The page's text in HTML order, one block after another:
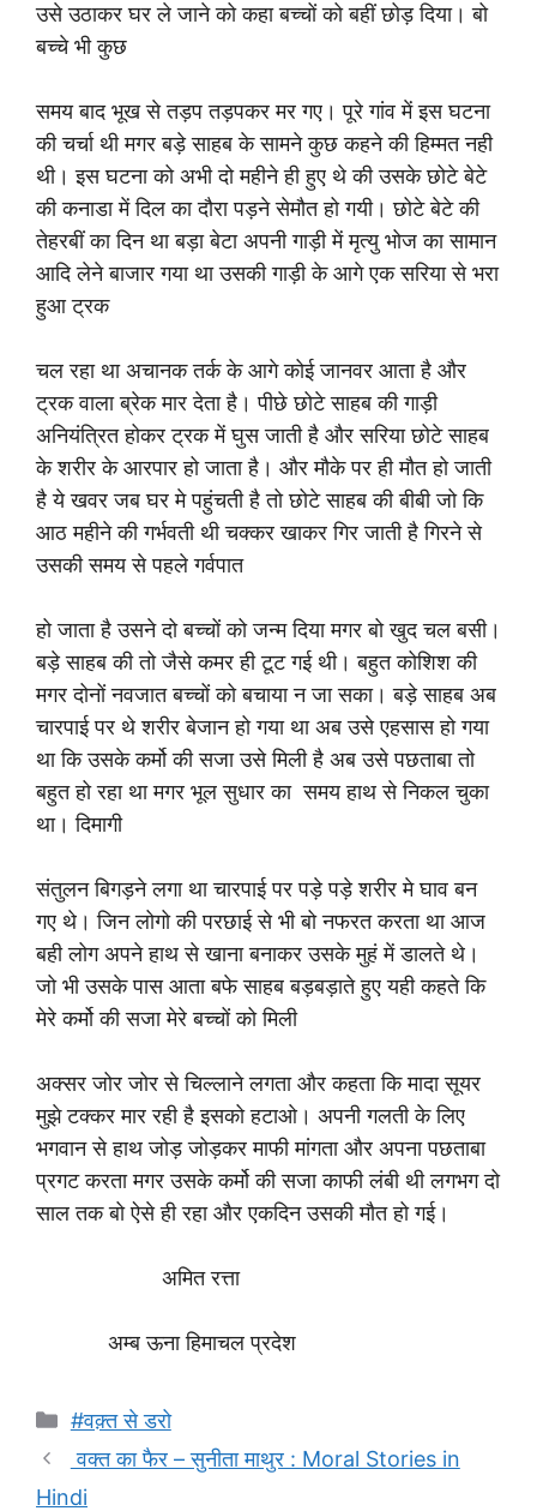
उसे उठाकर घर ले जाने को कहा बच्चों को बहीं छोड़ दिया। बो
बच्चे भी कुछ
समय बाद भूख से तड़प तड़पकर मर गए। पूरे गांव में इस घटना
की चर्चा थी मगर बड़े साहब के सामने कुछ कहने की हिम्मत नही
थी। इस घटना को अभी दो महीने ही हुए थे की उसके छोटे बेटे
की कनाडा में दिल का दौरा पड़ने सेमौत हो गयी। छोटे बेटे की
तेहरबीं का दिन था बड़ा बेटा अपनी गाड़ी में मृत्यु भोज का सामान
आदि लेने बाजार गया था उसकी गाड़ी के आगे एक सरिया से भरा
हुआ ट्रक
चल रहा था अचानक तर्क के आगे कोई जानवर आता है और
ट्रक वाला ब्रेक मार देता है। पीछे छोटे साहब की गाड़ी
अनियंत्रित होकर ट्रक में घुस जाती है और सरिया छोटे साहब
के शरीर के आरपार हो जाता है। और मौके पर ही मौत हो जाती
है ये खवर जब घर मे पहुंचती है तो छोटे साहब की बीबी जो कि
आठ महीने की गर्भवती थी चक्कर खाकर गिर जाती है गिरने से
उसकी समय से पहले गर्वपात
हो जाता है उसने दो बच्चों को जन्म दिया मगर बो खुद चल बसी।
बड़े साहब की तो जैसे कमर ही टूट गई थी। बहुत कोशिश की
मगर दोनों नवजात बच्चों को बचाया न जा सका। बड़े साहब अब
चारपाई पर थे शरीर बेजान हो गया था अब उसे एहसास हो गया
था कि उसके कर्मो की सजा उसे मिली है अब उसे पछताबा तो
बहुत हो रहा था मगर भूल सुधार का समय हाथ से निकल चुका
था। दिमागी
संतुलन बिगड़ने लगा था चारपाई पर पड़े पड़े शरीर मे घाव बन
गए थे। जिन लोगो की परछाई से भी बो नफरत करता था आज
बही लोग अपने हाथ से खाना बनाकर उसके मुहं में डालते थे।
जो भी उसके पास आता बफे साहब बड़बड़ाते हुए यही कहते कि
मेरे कर्मो की सजा मेरे बच्चों को मिली
अक्सर जोर जोर से चिल्लाने लगता और कहता कि मादा सूयर
मुझे टक्कर मार रही है इसको हटाओ। अपनी गलती के लिए
भगवान से हाथ जोड़ जोड़कर माफी मांगता और अपना पछताबा
प्रगट करता मगर उसके कर्मो की सजा काफी लंबी थी लगभग दो
साल तक बो ऐसे ही रहा और एकदिन उसकी मौत हो गई।
अमित रत्ता
अम्ब ऊना हिमाचल प्रदेश
Categories
#वक़्त से डरो
वक्त का फैर – सुनीता माथुर : Moral Stories in
Hindi